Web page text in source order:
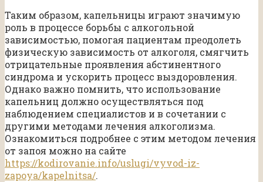
Таким образом, капельницы играют значимую
роль в процессе борьбы с алкогольной
зависимостью, помогая пациентам преодолеть
физическую зависимость от алкоголя, смягчить
отрицательные проявления абстинентного
синдрома и ускорить процесс выздоровления.
Однако важно помнить, что использование
капельниц должно осуществляться под
наблюдением специалистов и в сочетании с
другими методами лечения алкоголизма.
Ознакомиться подробнее с этим методом лечения
от запоя можно на сайте
https://kodirovanie.info/uslugi/vyvod-iz-
zapoya/kapelnitsa/.